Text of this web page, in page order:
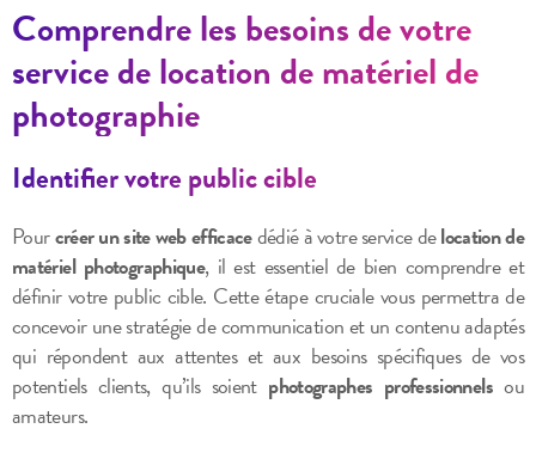
Comprendre les besoins de votre
service de location de matériel de
photographie
Identifier votre public cible
Pourcréer un site web efficacedédié à votre service delocation de
matériel photographique, il est essentiel de bien comprendre et
définir votre public cible. Cette étape cruciale vous permettra de
concevoir une stratégie de communication et un contenu adaptés
qui répondent aux attentes et aux besoins spécifiques de vos
potentiels clients, qu’ils soient photographes professionnelsou
amateurs.